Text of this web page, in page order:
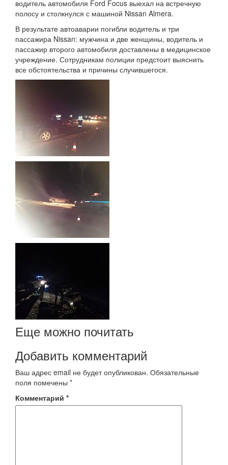
водитель автомобиля Ford Focus выехал на встречную
полосу и столкнулся с машиной Nissan Almera.
В результате автоаварии погибли водитель и три
пассажира Nissan: мужчина и две женщины, водитель и
пассажир второго автомобиля доставлены в медицинское
учреждение. Сотрудникам полиции предстоит выяснить
все обстоятельства и причины случившегося.
Еще можно почитать
Добавить комментарий
Ваш адрес email не будет опубликован. Обязательные
поля помечены *
Комментарий *